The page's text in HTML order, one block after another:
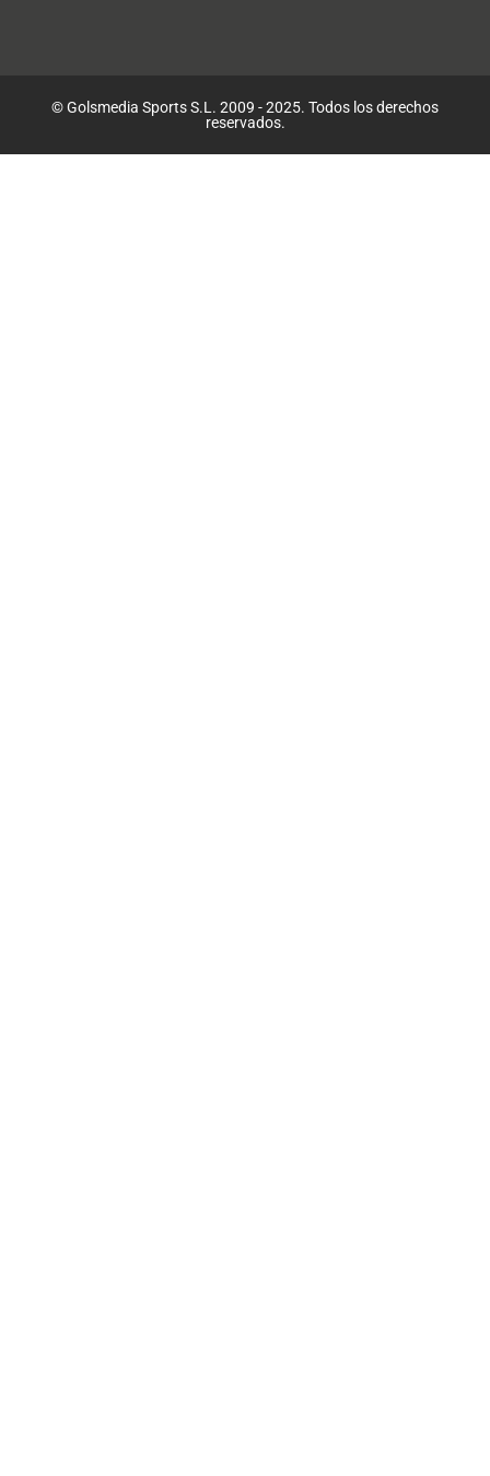
© Golsmedia Sports S.L. 2009 - 2025. Todos los derechos
reservados.